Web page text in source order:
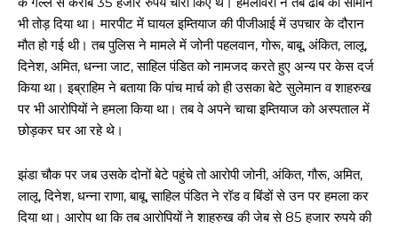
भी तोड़ दिया था। मारपीट में घायल इम्तियाज की पीजीआई में उपचार के दौरान
मौत हो गई थी। तब पुलिस ने मामले में जोनी पहलवान, गोरू, बाबू, अंकित, लालू,
दिनेश, अमित, धन्ना जाट, साहिल पंडित को नामजद करते हुए अन्य पर केस दर्ज
किया था। इब्राहिम ने बताया कि पांच मार्च को ही उसका बेटे सुलेमान व शाहरुख
पर भी आरोपियों ने हमला किया था। तब वे अपने चाचा इम्तियाज को अस्पताल में
छोड़कर घर आ रहे थे।
झंडा चौक पर जब उसके दोनों बेटे पहुंचे तो आरोपी जोनी, अंकित, गौरू, अमित,
लालू, दिनेश, धन्ना राणा, बाबू, साहिल पंडित ने रॉड व बिंडों से उन पर हमला कर
दिया था। आरोप था कि तब आरोपियों ने शाहरुख की जेब से 85 हजार रुपये की